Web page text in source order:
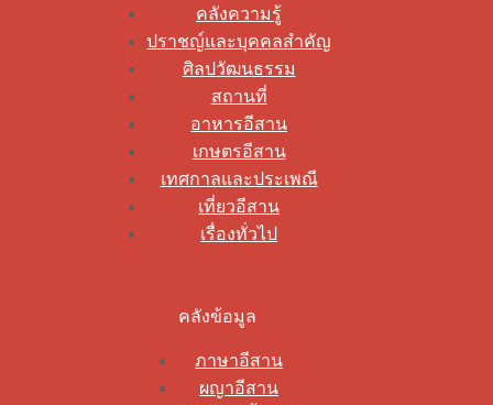
คลังความรู้
ปราชญ์และบุคคลสำคัญ
ศิลปวัฒนธรรม
สถานที่
อาหารอีสาน
เกษตรอีสาน
เทศกาลและประเพณี
เที่ยวอีสาน
เรื่องทั่วไป
คลังข้อมูล
ภาษาอีสาน
ผญาอีสาน